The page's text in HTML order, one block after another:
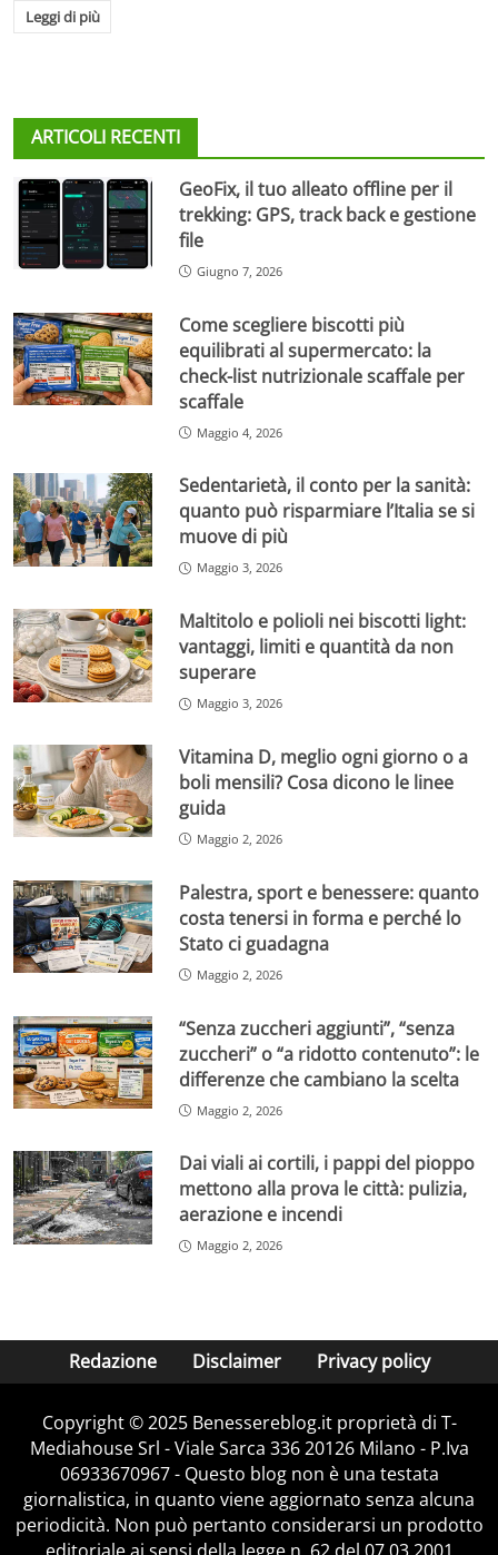
Leggi di più
ARTICOLI RECENTI
GeoFix, il tuo alleato offline per il
trekking: GPS, track back e gestione
file
Giugno 7, 2026
Come scegliere biscotti più
equilibrati al supermercato: la
check-list nutrizionale scaffale per
scaffale
Maggio 4, 2026
Sedentarietà, il conto per la sanità:
quanto può risparmiare l’Italia se si
muove di più
Maggio 3, 2026
Maltitolo e polioli nei biscotti light:
vantaggi, limiti e quantità da non
superare
Maggio 3, 2026
Vitamina D, meglio ogni giorno o a
boli mensili? Cosa dicono le linee
guida
Maggio 2, 2026
Palestra, sport e benessere: quanto
costa tenersi in forma e perché lo
Stato ci guadagna
Maggio 2, 2026
“Senza zuccheri aggiunti”, “senza
zuccheri” o “a ridotto contenuto”: le
differenze che cambiano la scelta
Maggio 2, 2026
Dai viali ai cortili, i pappi del pioppo
mettono alla prova le città: pulizia,
aerazione e incendi
Maggio 2, 2026
Redazione Disclaimer Privacy policy
Copyright © 2025 Benessereblog.it proprietà di T-
Mediahouse Srl - Viale Sarca 336 20126 Milano - P.Iva
06933670967 - Questo blog non è una testata
giornalistica, in quanto viene aggiornato senza alcuna
periodicità. Non può pertanto considerarsi un prodotto